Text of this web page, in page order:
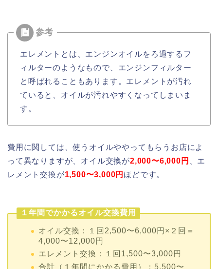
エレメントとは、エンジンオイルをろ過するフ
ィルターのようなもので、エンジンフィルター
と呼ばれることもあります。エレメントが汚れ
ていると、オイルが汚れやすくなってしまいま
す。
費用に関しては、使うオイルややってもらうお店によ
って異なりますが、オイル交換が2,000〜6,000円
、エ
レメント交換が1,500〜3,000円 ほどです。
１年間でかかるオイル交換費用
オイル交換：１回2,500〜6,000円×２回＝
4,000〜12,000円
エレメント交換：１回1,500〜3,000円
合計（１年間にかかる費用）：5,500〜